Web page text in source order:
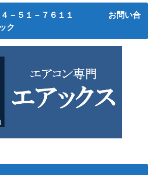
８４－５１－７６１１ お問い合
ク